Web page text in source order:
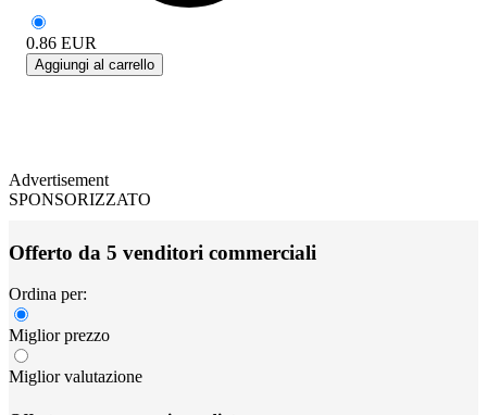
0.86 EUR
Aggiungi al carrello
Advertisement
SPONSORIZZATO
Offerto da 5 venditori commerciali
Ordina per:
Miglior prezzo
Miglior valutazione